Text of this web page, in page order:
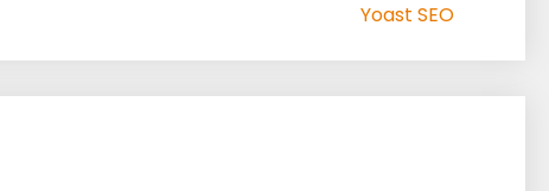
Yoast SEO